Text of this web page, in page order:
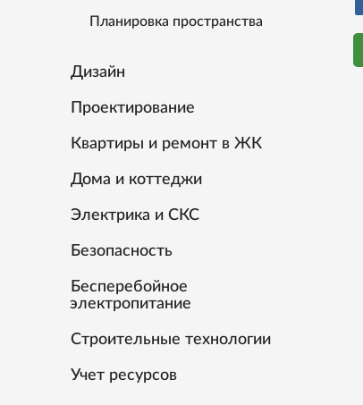
Планировка пространства
Дизайн
Проектирование
Квартиры и ремонт в ЖК
Дома и коттеджи
Электрика и СКС
Безопасность
Бесперебойное
электропитание
Строительные технологии
Учет ресурсов